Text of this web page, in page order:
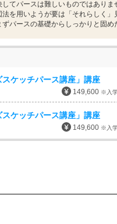
してパースは難しいものではあり
法を用いようが要は「それらしく
ずパースの基礎からしっかりと固
スケッチパース講座」講座
149,600 ※入
スケッチパース講座」講座
149,600 ※入